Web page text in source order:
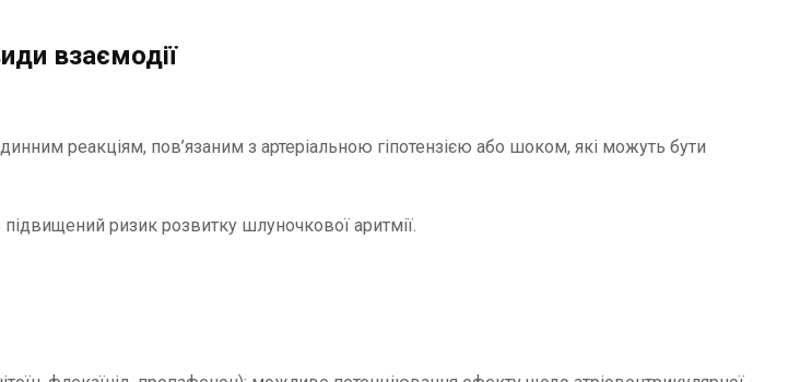
взаємодії
реакціям, пов’язаним з артеріальною гіпотензією або шоком, які можуть бути
ризик розвитку шлуночкової аритмії.